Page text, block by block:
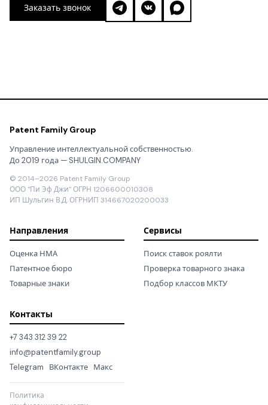
Заказать звонок
Patent Family Group
Управление интеллектуальной собственностью.
До 2019 года — SHULGIN.COMPANY
© 2014–2026 Patent Family Group
ООО "Пи Эф Джи" ОГРН 1206600010308
ИП Шульгин В.Д. ОГРНИП 314667020200033
Направления
Оценка НМА
Патентное бюро
Товарные знаки
Сервисы
Поиск ставок роялти
Проверка товарного знака
Подбор классов МКТУ
Контакты
+7 343 312 39 22
info@patentfamily.group
Telegram · ВКонтакте · Макс
Политика